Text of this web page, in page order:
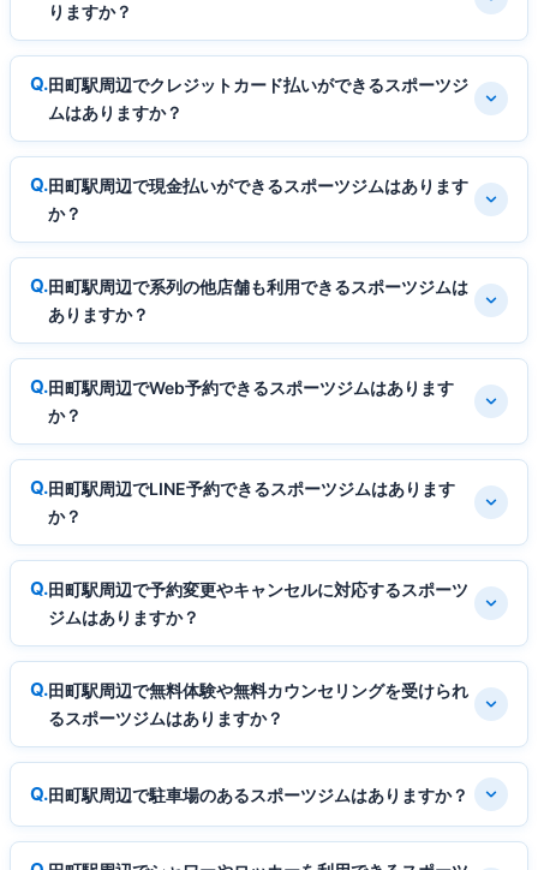
りますか？
田町駅周辺でクレジットカード払いができるスポーツジ
ムはありますか？
田町駅周辺で現金払いができるスポーツジムはあります
か？
田町駅周辺で系列の他店舗も利用できるスポーツジムは
ありますか？
田町駅周辺でWeb予約できるスポーツジムはあります
か？
田町駅周辺でLINE予約できるスポーツジムはあります
か？
田町駅周辺で予約変更やキャンセルに対応するスポーツ
ジムはありますか？
田町駅周辺で無料体験や無料カウンセリングを受けられ
るスポーツジムはありますか？
田町駅周辺で駐車場のあるスポーツジムはありますか？